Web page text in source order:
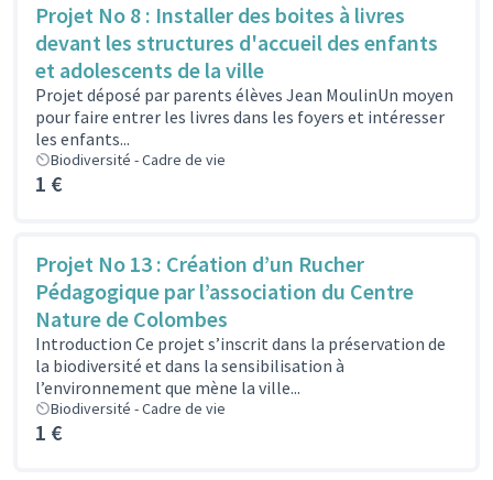
Projet No 8 : Installer des boites à livres
devant les structures d'accueil des enfants
et adolescents de la ville
Projet déposé par parents élèves Jean MoulinUn moyen
pour faire entrer les livres dans les foyers et intéresser
les enfants...
Biodiversité - Cadre de vie
1 €
Projet No 13 : Création d’un Rucher
Pédagogique par l’association du Centre
Nature de Colombes
Introduction Ce projet s’inscrit dans la préservation de
la biodiversité et dans la sensibilisation à
l’environnement que mène la ville...
Biodiversité - Cadre de vie
1 €